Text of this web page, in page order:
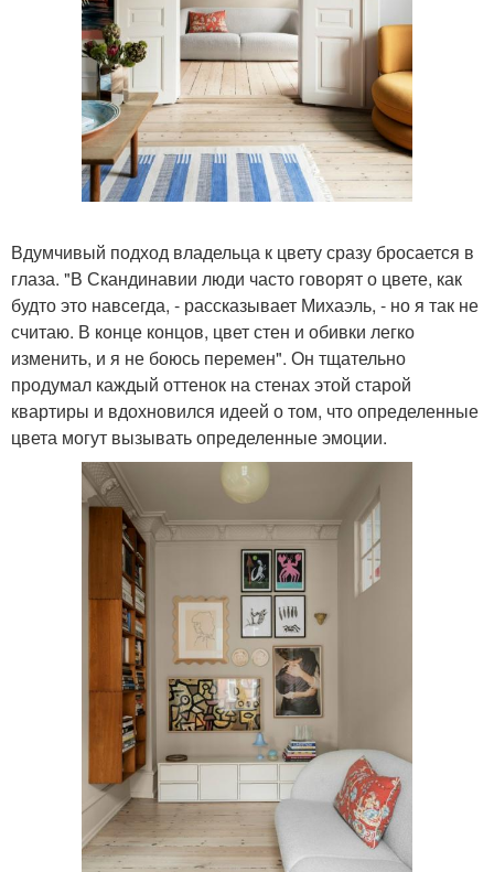
Вдумчивый подход владельца к цвету сразу бросается в
глаза. "В Скандинавии люди часто говорят о цвете, как
будто это навсегда, - рассказывает Михаэль, - но я так не
считаю. В конце концов, цвет стен и обивки легко
изменить, и я не боюсь перемен". Он тщательно
продумал каждый оттенок на стенах этой старой
квартиры и вдохновился идеей о том, что определенные
цвета могут вызывать определенные эмоции.